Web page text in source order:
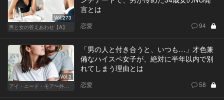
Vol.273
男と女の答えあわせ【A】
言とは
恋愛 94
Vol.3
「男の人と付き合うと、いつも…」才色兼
備なハイスペ女子が、絶対に半年以内で別
れてしまう理由とは
恋愛 58